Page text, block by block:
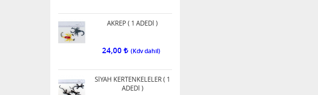
24,00
SİYAH KERTENKELELER ( 1
36,00